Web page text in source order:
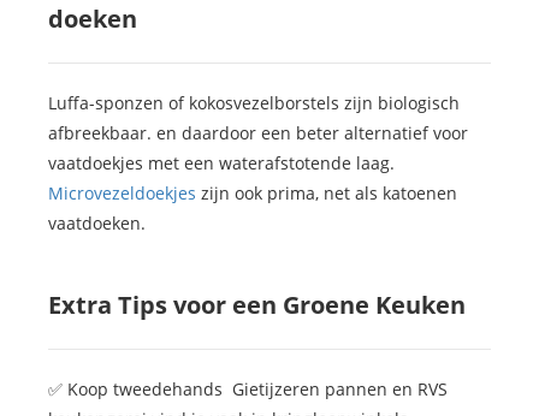
doeken
Luffa-sponzen of kokosvezelborstels zijn biologisch
afbreekbaar. en daardoor een beter alternatief voor
vaatdoekjes met een waterafstotende laag.
Microvezeldoekjes zijn ook prima, net als katoenen
vaatdoeken.
Extra Tips voor een Groene Keuken
✅ Koop tweedehands Gietijzeren pannen en RVS